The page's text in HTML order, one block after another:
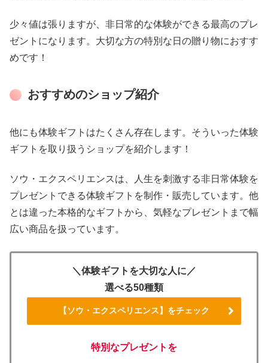
少々値は張りますが、非日常的な体験ができる最高のプレ
ゼントになります。大切な方の特別な日の贈り物におすす
めです！
おすすめのショップ紹介
他にも体験ギフトはたくさん存在します。そういった体験
ギフトを取り扱うショップを紹介します！
ソウ・エクスペリエンスは、人生を刺激する非日常体験を
プレゼントできる体験ギフトを制作・販売しています。他
とは違った本格的なギフトから、気軽なプレゼントまで幅
広い商品を扱っています。
＼体験ギフトを大切な人に／
選べる50種類
【ソウ・エクスペリエンス】をチェック
特別なプレゼントを